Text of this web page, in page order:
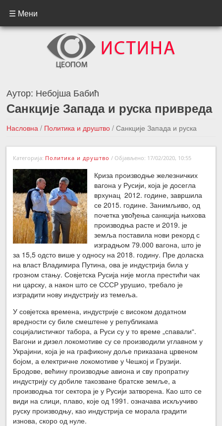
☰ Мени
Аутор: Небојша Бабић
Санкције Запада и руска привреда
Насловна / Политика и друштво / Санкције Запада и руска
привреда
←Претходна вест
Следећа вест →
Категорија: Политика и друштво / Објављено: 17/02/2020, 10:55
Криза производње железничких
вагона у Русији, која је досегла
врхунац 2012. године, завршила
се 2015. године. Занимљиво, од
почетка увођења санкција њихова
производња расте и 2019. је
земља поставила нови рекорд с
изградњом 79.000 вагона, што је
за 15,5 одсто више у односу на 2018. годину. Пре доласка
на власт Владимира Путина, ова је индустрија била у
грозном стању. Совјетска Русија није могла престићи чак
ни царску, а након што се СССР урушио, требало је
изградити нову индустрију из темеља.
У совјетска времена, индустрије с високом додатном
вредности су биле смештене у републикама
социјалистичког табора, а Руси су у то време „спавали“.
Вагони и дизел локомотиве су се производили углавном у
Украјини, која је на графикону доље приказана црвеном
бојом, а електричне локомотиве у Чешкој и Грузији.
Бродове, већину производње авиона и сву пропратну
индустрију су добиле такозване братске земље, а
производња тог сектора је у Русији затворена. Као што се
види на слици, плаво, које од 1991. означава искључиво
руску производњу, као индустрија се морала градити
изнова, скоро од нуле.